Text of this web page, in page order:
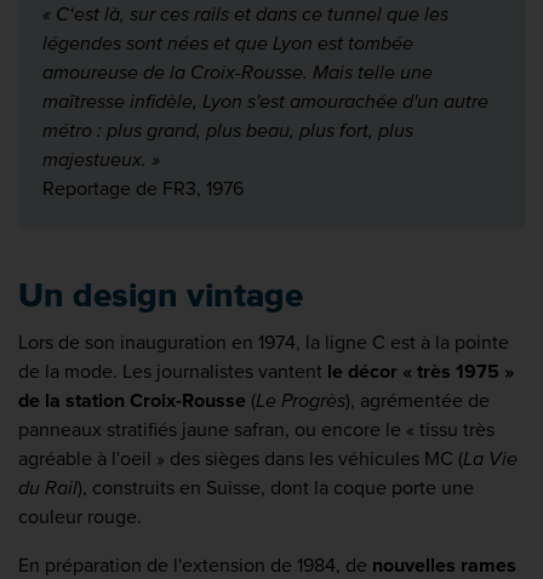
« C‘est là, sur ces rails et dans ce tunnel que les
légendes sont nées et que Lyon est tombée
amoureuse de la Croix-Rousse. Mais telle une
maîtresse infidèle, Lyon s'est amourachée d'un autre
métro : plus grand, plus beau, plus fort, plus
majestueux. »
Reportage de FR3, 1976
Un design vintage
Lors de son inauguration en 1974, la ligne C est à la pointe
de la mode. Les journalistes vantent le décor « très 1975 »
de la station Croix-Rousse (Le Progrès), agrémentée de
panneaux stratifiés jaune safran, ou encore le « tissu très
agréable à l'oeil » des sièges dans les véhicules MC (La Vie
du Rail), construits en Suisse, dont la coque porte une
couleur rouge.
En préparation de l'extension de 1984, de nouvelles rames